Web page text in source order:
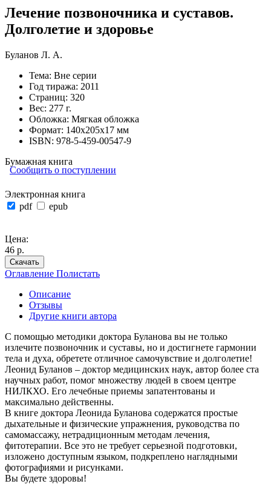
Лечение позвоночника и суставов.
Долголетие и здоровье
Буланов Л. А.
Тема: Вне серии
Год тиража: 2011
Страниц: 320
Вес: 277 г.
Обложка: Мягкая обложка
Формат: 140х205х17 мм
ISBN: 978-5-459-00547-9
Бумажная книга
Сообщить о поступлении
Электронная книга
pdf
epub
Цена:
46 р.
Скачать
Оглавление Полистать
Описание
Отзывы
Другие книги автора
С помощью методики доктора Буланова вы не только
излечите позвоночник и суставы, но и достигнете гармонии
тела и духа, обретете отличное самочувствие и долголетие!
Леонид Буланов – доктор медицинских наук, автор более ста
научных работ, помог множеству людей в своем центре
НИЛКХО. Его лечебные приемы запатентованы и
максимально действенны.
В книге доктора Леонида Буланова содержатся простые
дыхательные и физические упражнения, руководства по
самомассажу, нетрадиционным методам лечения,
фитотерапии. Все это не требует серьезной подготовки,
изложено доступным языком, подкреплено наглядными
фотографиями и рисунками.
Вы будете здоровы!